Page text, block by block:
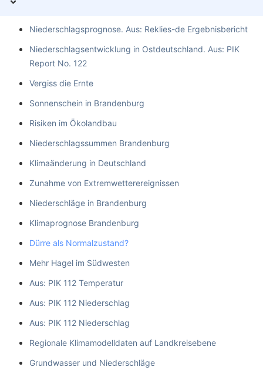
Niederschlagsprognose. Aus: Reklies-de Ergebnisbericht
Niederschlagsentwicklung in Ostdeutschland. Aus: PIK
Report No. 122
Vergiss die Ernte
Sonnenschein in Brandenburg
Risiken im Ökolandbau
Niederschlagssummen Brandenburg
Klimaänderung in Deutschland
Zunahme von Extremwetterereignissen
Niederschläge in Brandenburg
Klimaprognose Brandenburg
Dürre als Normalzustand?
Mehr Hagel im Südwesten
Aus: PIK 112 Temperatur
Aus: PIK 112 Niederschlag
Aus: PIK 112 Niederschlag
Regionale Klimamodelldaten auf Landkreisebene
Grundwasser und Niederschläge